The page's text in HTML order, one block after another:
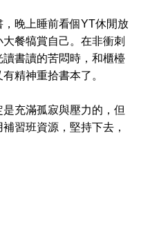
晚上睡前看個YT休閒放
餐犒賞自己。在非衝刺
書讀的苦悶時，和櫃檯
精神重拾書本了。
充滿孤寂與壓力的，但
習班資源，堅持下去，